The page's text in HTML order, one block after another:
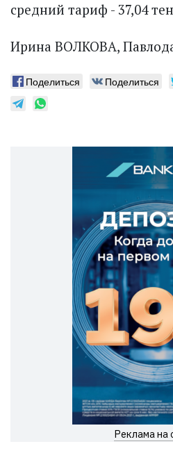
средний тариф - 37,04
Ирина ВОЛКОВА,
Поделиться Поделиться
Реклама на